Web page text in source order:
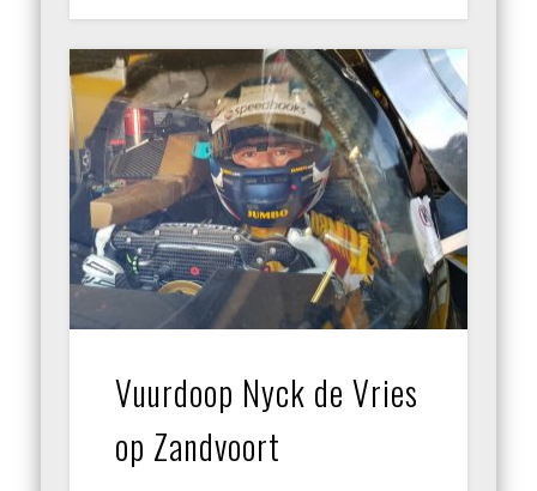
Vuurdoop Nyck de Vries
op Zandvoort